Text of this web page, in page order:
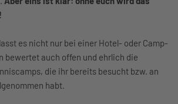
es nicht nur bei einer Hotel- oder Camp-
bewertet auch offen und ehrlich die
die ihr bereits besucht bzw. an
habt.